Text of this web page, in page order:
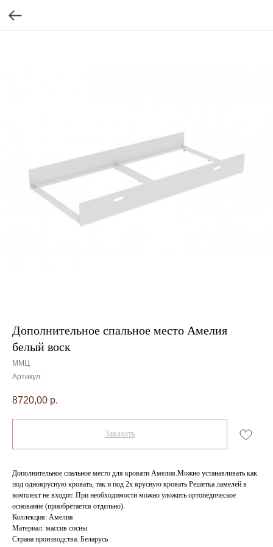
Дополнительное спальное место Амелия
белый воск
ММЦ
Артикул:
8720,00 р.
Заказать
Дополнительное спальное место для кровати Амелия.Можно устанавливать как
под одноярусную кровать, так и под 2х ярусную кровать Решетка ламелей в
комплект не входит. При необходимости можно уложить ортопедическое
основание (приобретается отдельно).
Коллекция: Амелия
Материал: массив сосны
Страна производства: Беларусь